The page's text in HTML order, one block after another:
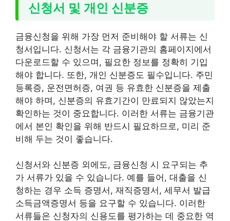
신청서 및 개인 신분증
금융신청을 위해 가장 먼저 준비해야 할 서류는 신
청서입니다. 신청서는 각 금융기관의 홈페이지에서
다운로드할 수 있으며, 필요한 정보를 정확히 기입
해야 합니다. 또한, 개인 신분증도 필수입니다. 주민
등록증, 운전면허증, 여권 등 유효한 신분증을 제출
해야 하며, 신분증의 유효기간이 만료되지 않았는지
확인하는 것이 중요합니다. 이러한 서류는 금융기관
에서 본인 확인을 위해 반드시 필요하므로, 미리 준
비해 두는 것이 좋습니다.
신청서와 신분증 외에도, 금융신청 시 요구되는 추
가 서류가 있을 수 있습니다. 예를 들어, 대출을 신
청하는 경우 소득 증명서, 재직증명서, 세무서 발급
소득금액증명서 등을 요구할 수 있습니다. 이러한
서류들은 신청자의 신용도를 평가하는 데 중요한 역